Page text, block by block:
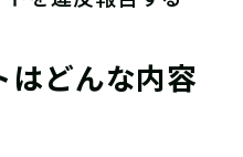
はどんな内容